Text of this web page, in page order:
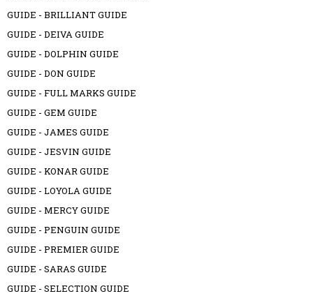
GUIDE - BRILLIANT GUIDE
GUIDE - DEIVA GUIDE
GUIDE - DOLPHIN GUIDE
GUIDE - DON GUIDE
GUIDE - FULL MARKS GUIDE
GUIDE - GEM GUIDE
GUIDE - JAMES GUIDE
GUIDE - JESVIN GUIDE
GUIDE - KONAR GUIDE
GUIDE - LOYOLA GUIDE
GUIDE - MERCY GUIDE
GUIDE - PENGUIN GUIDE
GUIDE - PREMIER GUIDE
GUIDE - SARAS GUIDE
GUIDE - SELECTION GUIDE